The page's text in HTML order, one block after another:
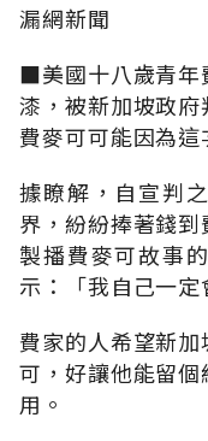
漏網新聞
■美國十八歲青年
漆，被新加坡政府
費麥可可能因為這
據瞭解，自宣判
界，紛紛捧著錢
製播費麥可故事
示：「我自己一定
費家的人希望新
可，好讓他能留
用。